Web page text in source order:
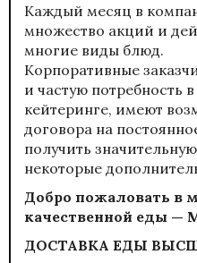
Каждый месяц в
множество акций и
многие виды блюд.
Корпоративные
и частую потребность
кейтеринге, имеют
договора на
получить
некоторые
Добро пожаловать в
качественной еды —
ДОСТАВКА ЕДЫ